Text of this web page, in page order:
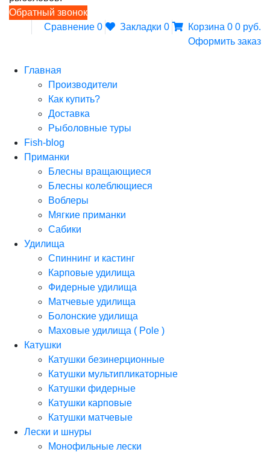
Обратный звонок
Сравнение 0 Закладки 0 Корзина 0 0 руб.
Оформить заказ
Главная
Производители
Как купить?
Доставка
Рыболовные туры
Fish-blog
Приманки
Блесны вращающиеся
Блесны колеблющиеся
Воблеры
Мягкие приманки
Сабики
Удилища
Спиннинг и кастинг
Карповые удилища
Фидерные удилища
Матчевые удилища
Болонские удилища
Маховые удилища ( Pole )
Катушки
Катушки безинерционные
Катушки мультипликаторные
Катушки фидерные
Катушки карповые
Катушки матчевые
Лески и шнуры
Монофильные лески